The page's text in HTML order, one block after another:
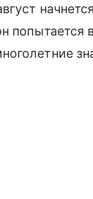
попытается